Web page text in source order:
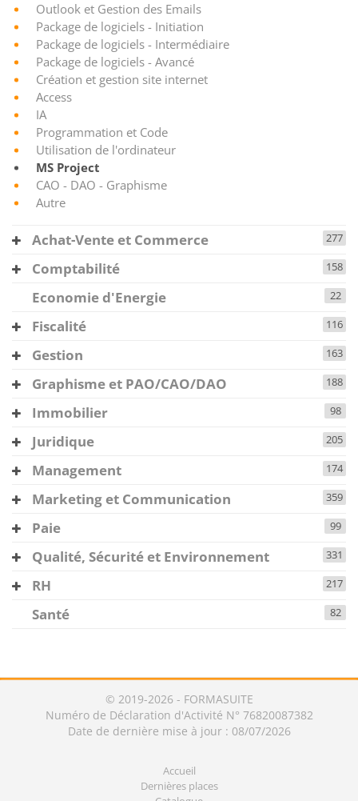
Outlook et Gestion des Emails
Package de logiciels - Initiation
Package de logiciels - Intermédiaire
Package de logiciels - Avancé
Création et gestion site internet
Access
IA
Programmation et Code
Utilisation de l'ordinateur
MS Project
CAO - DAO - Graphisme
Autre
Achat-Vente et Commerce 277
Comptabilité 158
Economie d'Energie 22
Fiscalité 116
Gestion 163
Graphisme et PAO/CAO/DAO 188
Immobilier 98
Juridique 205
Management 174
Marketing et Communication 359
Paie 99
Qualité, Sécurité et Environnement 331
RH 217
Santé 82
© 2019-2026 - FORMASUITE
Numéro de Déclaration d'Activité N° 76820087382
Date de dernière mise à jour : 08/07/2026
Accueil
Dernières places